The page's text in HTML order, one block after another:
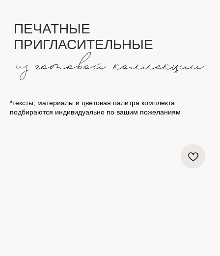
ПРИГЛАСИТЕЛЬНЫЕ
*тексты, материалы и цветовая палитра комплекта
подбираются индивидуально по вашим пожеланиям